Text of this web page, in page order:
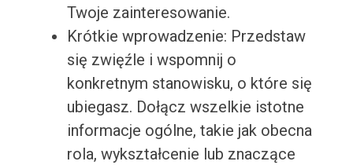
Twoje zainteresowanie.
Krótkie wprowadzenie: Przedstaw
się zwięźle i wspomnij o
konkretnym stanowisku, o które się
ubiegasz. Dołącz wszelkie istotne
informacje ogólne, takie jak obecna
rola, wykształcenie lub znaczące